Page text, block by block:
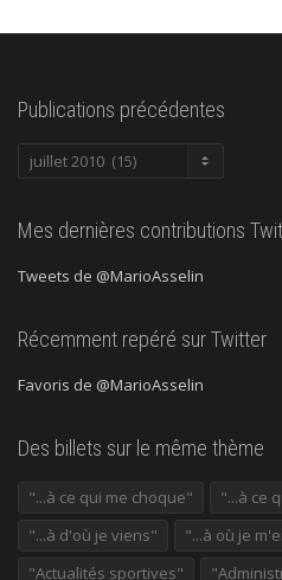
Publications précédentes
Publications
précédentes
Mes dernières contributions
Tweets de @MarioAsselin
Récemment repéré sur Twitter
Favoris de @MarioAsselin
Des billets sur le même thème
"...à ce qui me choque"
"...à ce
"...à d'où je viens"
"...à où je
"Actualités sportives"